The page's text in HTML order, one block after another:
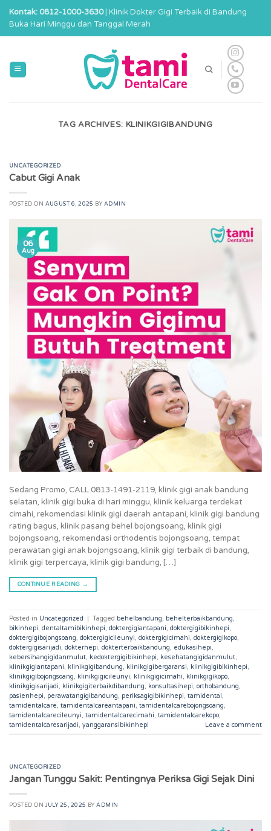
Skip
content
Kontak: 0812-1000-3630| Klinik Dokter Gigi Terbaik di Bandung
Buka Hari Minggu dan Tanggal Merah
TAG ARCHIVES: KLINIKGIGIBANDUNG
UNCATEGORIZED
Cabut Gigi Anak
POSTED ON AUGUST 6, 2025 BY ADMIN
06
Aug
Sedang Promo, CALL 0813-1491-2119, klinik gigi anak bandung
selatan, klinik gigi buka di hari minggu, klinik keluarga terdekat
cimahi, rekomendasi klinik gigi daerah antapani, klinik gigi bandung
rating bagus, klinik pasang behel bojongsoang, klinik gigi
bojongsoang, rekomendasi orthodentis bojongsoang, tempat
perawatan gigi anak bojongsoang, klinik gigi terbaik di bandung,
klinik gigi terpercaya, klinik gigi bandung, […]
CONTINUE READING →
Posted in Uncategorized | Tagged behelbandung, behelterbaikbandung,
bikinhepi, dentaltamibikinhepi, doktergigiantapani, doktergigibikinhepi,
doktergigibojongsoang, doktergigicileunyi, doktergigicimahi, doktergigikopo,
doktergigisarijadi, dokterhepi, dokterterbaikbandung, edukasihepi,
kebersihangigidanmulut, kedoktergigibikinhepi, kesehatangigidanmulut,
klinikgigiantapani, klinikgigibandung, klinikgigibergaransi, klinikgigibikinhepi,
klinikgigibojongsoang, klinikgigicileunyi, klinikgigicimahi, klinikgigikopo,
klinikgigisarijadi, klinikgigiterbaikdibandung, konsultasihepi, orthobandung,
pasienhepi, perawatangigibandung, periksagigibikinhepi, tamidental,
tamidentalcare, tamidentalcareantapani, tamidentalcarebojongsoang,
tamidentalcarecileunyi, tamidentalcarecimahi, tamidentalcarekopo,
tamidentalcaresarijadi, yanggaransibikinhepi Leave a comment
UNCATEGORIZED
Jangan Tunggu Sakit: Pentingnya Periksa Gigi Sejak Dini
POSTED ONJULY 25, 2025 BYADMIN